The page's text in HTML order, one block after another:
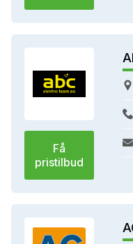
Få
pristilbud